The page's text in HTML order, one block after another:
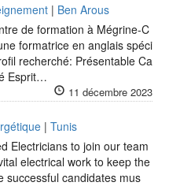
| Ben Arous
de formation à Mégrine-C
formatrice en anglais spéci
recherché: Présentable Ca
Esprit…
11 décembre 2023
| Tunis
Electricians to join our team
electrical work to keep the
successful candidates mus